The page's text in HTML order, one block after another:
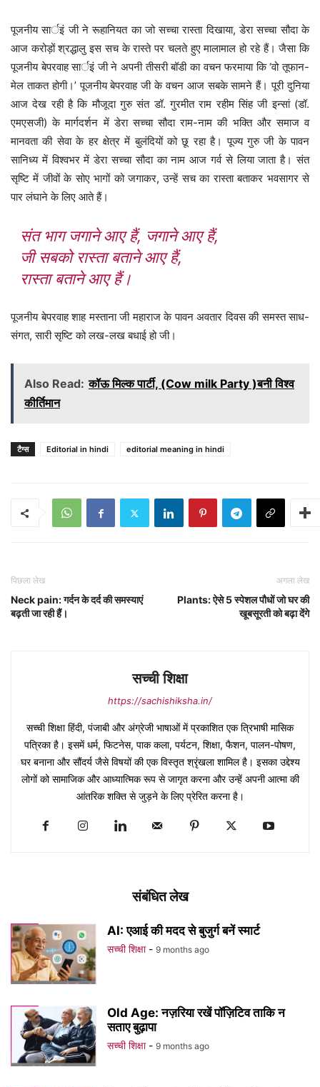
पूजनीय सार्इं जी ने रूहानियत का जो सच्चा रास्ता दिखाया, डेरा सच्चा सौदा के
आज करोड़ों श्रद्धालु इस सच के रास्ते पर चलते हुए मालामाल हो रहे हैं। जैसा कि
पूजनीय बेपरवाह सार्इं जी ने अपनी तीसरी बॉडी का वचन फरमाया कि ‘वो तूफान-
मेल ताकत होगी।’ पूजनीय बेपरवाह जी के वचन आज सबके सामने हैं। पूरी दुनिया
आज देख रही है कि मौजूदा गुरु संत डॉ. गुरमीत राम रहीम सिंह जी इन्सां (डॉ.
एमएसजी) के मार्गदर्शन में डेरा सच्चा सौदा राम-नाम की भक्ति और समाज व
मानवता की सेवा के हर क्षेत्र में बुलंदियों को छू रहा है। पूज्य गुरु जी के पावन
सानिध्य में विश्वभर में डेरा सच्चा सौदा का नाम आज गर्व से लिया जाता है। संत
सृष्टि में जीवों के सोए भागों को जगाकर, उन्हें सच का रास्ता बताकर भवसागर से
पार लंघाने के लिए आते हैं।
संत भाग जगाने आए हैं, जगाने आए हैं,
जी सबको रास्ता बताने आए हैं,
रास्ता बताने आए हैं।
पूजनीय बेपरवाह शाह मस्ताना जी महाराज के पावन अवतार दिवस की समस्त साध-
संगत, सारी सृष्टि को लख-लख बधाई हो जी।
Also Read: कॉऊ मिल्क पार्टी, (Cow milk Party )बनी विश्व
कीर्तिमान
टैग्स Editorial in hindi editorial meaning in hindi
पिछला लेख
Neck pain: गर्दन के दर्द की समस्याएं
बढ़ती जा रही हैं।
अगला लेख
Plants: ऐसे 5 स्पेशल पौधों जो घर की
खूबसूरती को बढ़ा देंगे
सच्ची शिक्षा
https://sachishiksha.in/
सच्ची शिक्षा हिंदी, पंजाबी और अंग्रेजी भाषाओं में प्रकाशित एक त्रिभाषी मासिक
पत्रिका है। इसमें धर्म, फिटनेस, पाक कला, पर्यटन, शिक्षा, फैशन, पालन-पोषण,
घर बनाना और सौंदर्य जैसे विषयों की एक विस्तृत श्रृंखला शामिल है। इसका उद्देश्य
लोगों को सामाजिक और आध्यात्मिक रूप से जागृत करना और उन्हें अपनी आत्मा की
आंतरिक शक्ति से जुड़ने के लिए प्रेरित करना है।
संबंधित लेख
AI: एआई की मदद से बुजुर्ग बनें स्मार्ट
सच्ची शिक्षा - 9 months ago
Old Age: नज़रिया रखें पॉज़िटिव ताकि न
सताए बुढ़ापा
सच्ची शिक्षा - 9 months ago